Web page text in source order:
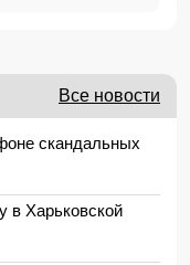
Все новости
скандальных
в Харьковской